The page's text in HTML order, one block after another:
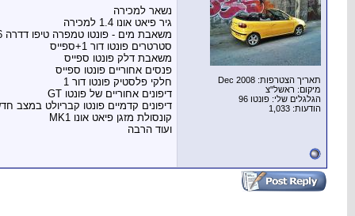
תאריך הצטרפות: Dec 2008
מיקום: ראשל"צ
הגלגלים שלי: פונטו 96
הודעות: 1,033
נשאר למכירה
גיר פיאט אונו 1.4 למכירה
משאבת מים - פונטו טמפרה טיפו דדרה 1.6 כולל GT
סטרטרים פונטו דור 1+ספייס
משאבת דלק פונטו ספייס
פנסים אחוריים פונטו ספייס
חלקי פלסטיק פונטו דור 1
דיפונים אחוריים של פונטו GT
דיפונים קדמיים פונטו קבריולט במצב
קונסולת מזגן פיאט אונו MK1
ועוד הרבה